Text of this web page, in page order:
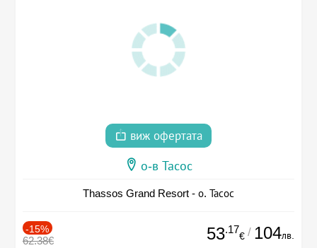
виж офертата
о-в Тасос
Thassos Grand Resort - о. Тасос
-15%
62.38€ 53.17
€ / 104лв.